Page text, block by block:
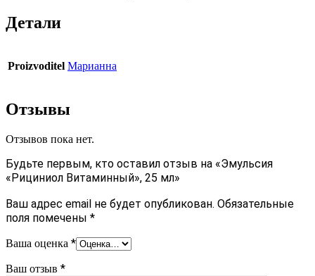
Детали
Proizvoditel Марианна
Отзывы
Отзывов пока нет.
Будьте первым, кто оставил отзыв на «Эмульсия
«Рициниол Витаминный», 25 мл»
Ваш адрес email не будет опубликован. Обязательные
поля помечены *
Ваша оценка *
Ваш отзыв *